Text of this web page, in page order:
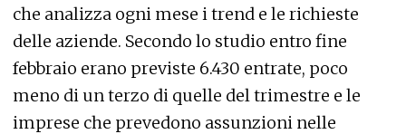
che analizza ogni mese i trend e le richieste
delle aziende. Secondo lo studio entro fine
febbraio erano previste 6.430 entrate, poco
meno di un terzo di quelle del trimestre e le
imprese che prevedono assunzioni nelle